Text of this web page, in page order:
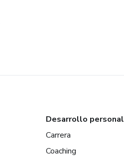
Desarrollo personal
Carrera
Coaching